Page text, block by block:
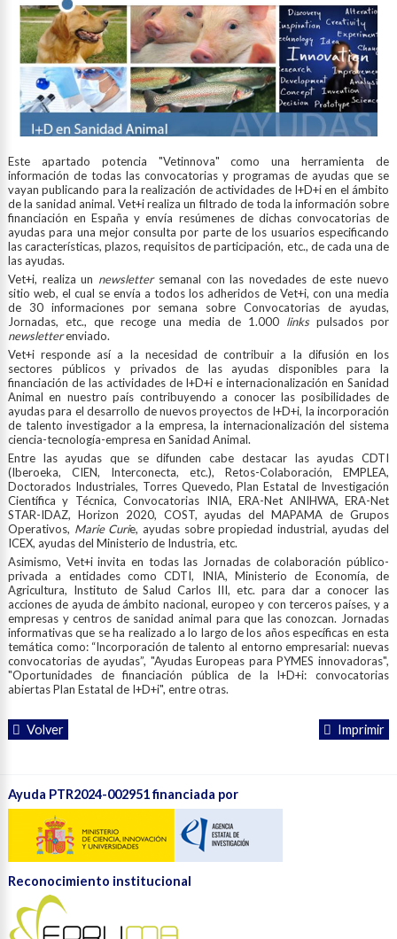
Este apartado potencia "Vetinnova" como una herramienta de
información de todas las convocatorias y programas de ayudas que se
vayan publicando para la realización de actividades de I+D+i en el ámbito
de la sanidad animal. Vet+i realiza un filtrado de toda la información sobre
financiación en España y envía resúmenes de dichas convocatorias de
ayudas para una mejor consulta por parte de los usuarios especificando
las características, plazos, requisitos de participación, etc., de cada una de
las ayudas.
Vet+i, realiza un newslettersemanal con las novedades de este nuevo
sitio web, el cual se envía a todos los adheridos de Vet+i, con una media
de 30 informaciones por semana sobre Convocatorias de ayudas,
Jornadas, etc., que recoge una media de 1.000 linkspulsados por
newsletterenviado.
Vet+i responde así a la necesidad de contribuir a la difusión en los
sectores públicos y privados de las ayudas disponibles para la
financiación de las actividades de I+D+i e internacionalización en Sanidad
Animal en nuestro país contribuyendo a conocer las posibilidades de
ayudas para el desarrollo de nuevos proyectos de I+D+i, la incorporación
de talento investigador a la empresa, la internacionalización del sistema
ciencia-tecnología-empresa en Sanidad Animal.
Entre las ayudas que se difunden cabe destacar las ayudas CDTI
(Iberoeka, CIEN, Interconecta, etc.), Retos-Colaboración, EMPLEA,
Doctorados Industriales, Torres Quevedo, Plan Estatal de Investigación
Científica y Técnica, Convocatorias INIA, ERA-Net ANIHWA, ERA-Net
STAR-IDAZ, Horizon 2020, COST, ayudas del MAPAMA de Grupos
Operativos, Marie Curie, ayudas sobre propiedad industrial, ayudas del
ICEX, ayudas del Ministerio de Industria, etc.
Asimismo, Vet+i invita en todas las Jornadas de colaboración público-
privada a entidades como CDTI, INIA, Ministerio de Economía, de
Agricultura, Instituto de Salud Carlos III, etc. para dar a conocer las
acciones de ayuda de ámbito nacional, europeo y con terceros países, y a
empresas y centros de sanidad animal para que las conozcan. Jornadas
informativas que se ha realizado a lo largo de los años específicas en esta
temática como: “Incorporación de talento al entorno empresarial: nuevas
convocatorias de ayudas”, "Ayudas Europeas para PYMES innovadoras",
"Oportunidades de financiación pública de la I+D+i: convocatorias
abiertas Plan Estatal de I+D+i", entre otras.
Volver Imprimir
Ayuda PTR2024-002951 financiada por
Reconocimiento institucional